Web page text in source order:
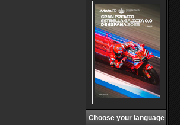
Choose your language